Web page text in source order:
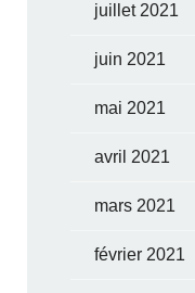
juillet 2021
juin 2021
mai 2021
avril 2021
mars 2021
février 2021